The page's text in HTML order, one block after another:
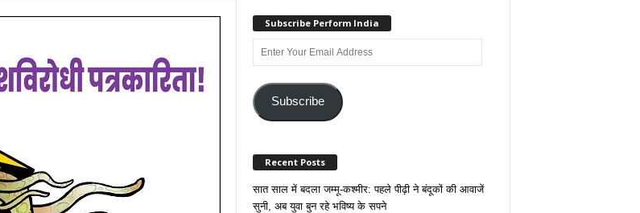
Subscribe Perform India
Enter
Your
AddressSubscribe
Recent Posts
सात साल में बदला जम्मू-कश्मीर: पहले पीढ़ी ने बंदूकों की आवाजें
सुनी, अब युवा बुन रहे भविष्य के सपने